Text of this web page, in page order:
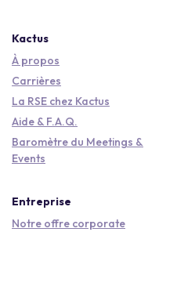
Kactus
À propos
Carrières
La RSE chez Kactus
Aide & F.A.Q.
Baromètre du Meetings &
Events
Entreprise
Notre offre corporate